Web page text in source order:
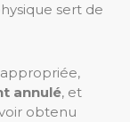
sert de
annulé, et
obtenu